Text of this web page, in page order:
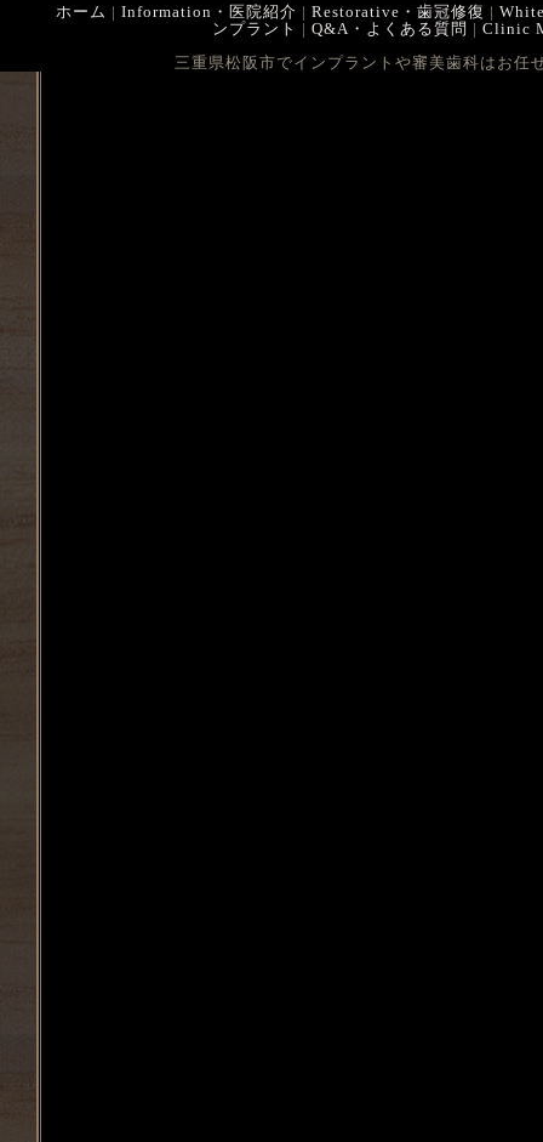
ホーム | Information・医院紹介 | Restorative・歯冠修復 |
ンプラント | Q&A・よくある質問 | Clinic
三重県松阪市でインプラントや審美歯科はお